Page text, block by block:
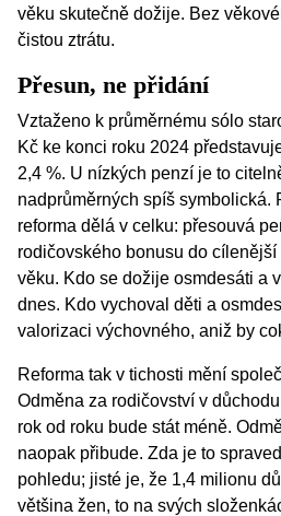
věku skutečně dožije. Bez
čistou ztrátu.
Přesun, ne přidání
Vztaženo k průměrnému sólo
Kč ke konci roku 2024
2,4 %. U nízkých penzí je to
nadprůměrných spíš symbolická.
reforma dělá v celku: přesouvá
rodičovského bonusu do
věku. Kdo se dožije osmdesáti a
dnes. Kdo vychoval děti a
valorizaci výchovného, aniž by
Reforma tak v tichosti mění
Odměna za rodičovství v
rok od roku bude stát méně.
naopak přibude. Zda je to
pohledu; jisté je, že 1,4 milionu
většina žen, to na svých